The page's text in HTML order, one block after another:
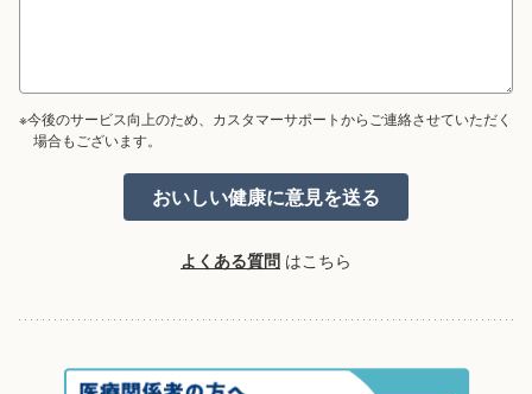
※今後のサービス向上のため、カスタマーサポートからご連絡させていただく
場合もございます。
よくある質問 はこちら